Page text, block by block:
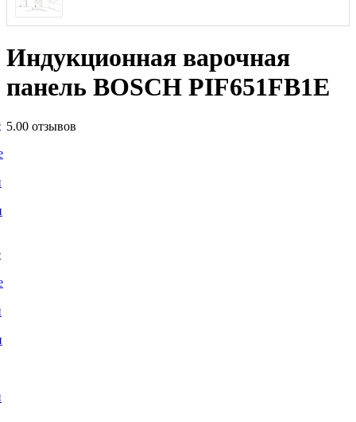
Индукционная варочная
панель BOSCH PIF651FB1E
5.00 отзывов